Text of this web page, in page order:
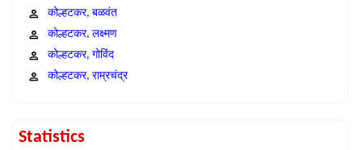
कोल्हटकर, बळवंत
कोल्हटकर, लक्ष्मण
कोल्हटकर, गोविंद
कोल्हटकर, राम्रचंद्र
Statistics